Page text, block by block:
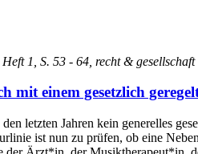
1, S. 53 - 64, recht & gesellschaft
einem gesetzlich
letzten Jahren kein generelles
ist nun zu prüfen, ob eine